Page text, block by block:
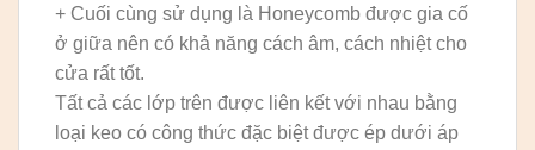
+ Cuối cùng sử dụng là Honeycomb được gia cố
ở giữa nên có khả năng cách âm, cách nhiệt cho
cửa rất tốt.
Tất cả các lớp trên được liên kết với nhau bằng
loại keo có công thức đặc biệt được ép dưới áp